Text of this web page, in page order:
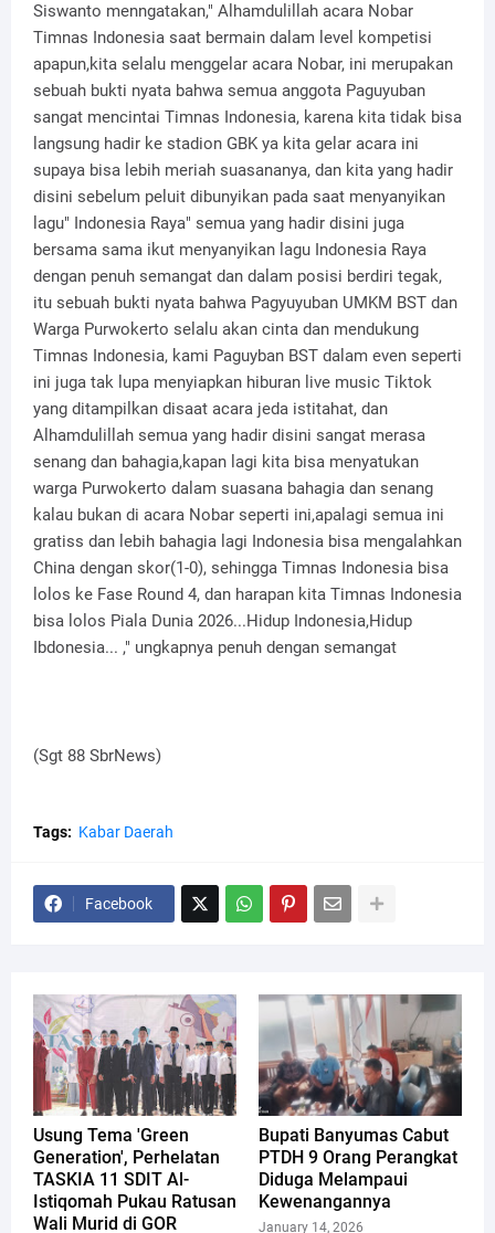
Siswanto menngatakan," Alhamdulillah acara Nobar
Timnas Indonesia saat bermain dalam level kompetisi
apapun,kita selalu menggelar acara Nobar, ini merupakan
sebuah bukti nyata bahwa semua anggota Paguyuban
sangat mencintai Timnas Indonesia, karena kita tidak bisa
langsung hadir ke stadion GBK ya kita gelar acara ini
supaya bisa lebih meriah suasananya, dan kita yang hadir
disini sebelum peluit dibunyikan pada saat menyanyikan
lagu" Indonesia Raya" semua yang hadir disini juga
bersama sama ikut menyanyikan lagu Indonesia Raya
dengan penuh semangat dan dalam posisi berdiri tegak,
itu sebuah bukti nyata bahwa Pagyuyuban UMKM BST dan
Warga Purwokerto selalu akan cinta dan mendukung
Timnas Indonesia, kami Paguyban BST dalam even seperti
ini juga tak lupa menyiapkan hiburan live music Tiktok
yang ditampilkan disaat acara jeda istitahat, dan
Alhamdulillah semua yang hadir disini sangat merasa
senang dan bahagia,kapan lagi kita bisa menyatukan
warga Purwokerto dalam suasana bahagia dan senang
kalau bukan di acara Nobar seperti ini,apalagi semua ini
gratiss dan lebih bahagia lagi Indonesia bisa mengalahkan
China dengan skor(1-0), sehingga Timnas Indonesia bisa
lolos ke Fase Round 4, dan harapan kita Timnas Indonesia
bisa lolos Piala Dunia 2026...Hidup Indonesia,Hidup
Ibdonesia... ," ungkapnya penuh dengan semangat
(Sgt 88 SbrNews)
Tags: Kabar Daerah
Facebook
Usung Tema 'Green
Generation', Perhelatan
TASKIA 11 SDIT Al-
Istiqomah Pukau Ratusan
Wali Murid di GOR
Bupati Banyumas Cabut
PTDH 9 Orang Perangkat
Diduga Melampaui
Kewenangannya
January 14, 2026